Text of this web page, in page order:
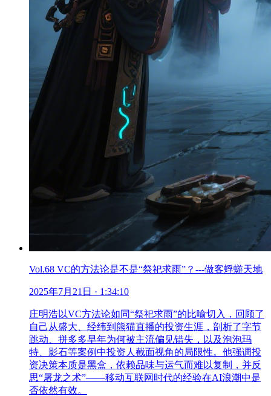
Vol.68 VC的方法论是不是“祭祀求雨”？---做客蜉蝣天地
2025年7月21日 · 1:34:10
庄明浩以VC方法论如同“祭祀求雨”的比喻切入，回顾了
自己从盛大、经纬到熊猫直播的投资生涯，剖析了字节
跳动、拼多多早年为何被主流偏见错失，以及泡泡玛
特、影石等案例中投资人截面视角的局限性。他强调投
资决策本质是黑盒，依赖品味与运气而难以复制，并反
思“屠龙之术”——移动互联网时代的经验在AI浪潮中是
否依然有效。